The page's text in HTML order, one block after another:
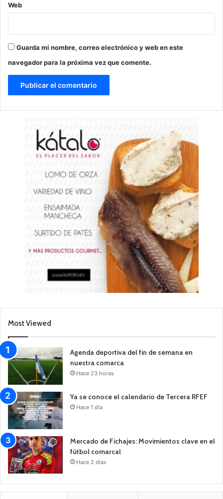
Web
Guarda mi nombre, correo electrónico y web en este
navegador para la próxima vez que comente.
Most Viewed
Agenda deportiva del fin de semana en
nuestra comarca
Hace 23 horas
Ya se conoce el calendario de Tercera RFEF
Hace 1 día
Mercado de Fichajes: Movimientos clave en el
fútbol comarcal
Hace 2 días